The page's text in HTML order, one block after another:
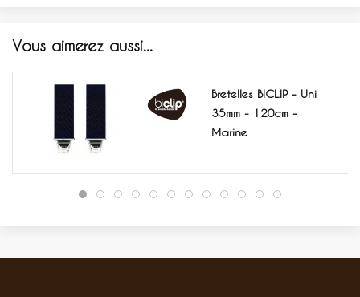
Vous aimerez aussi...
Bretelles BICLIP - Uni
35mm - 120cm -
Marine